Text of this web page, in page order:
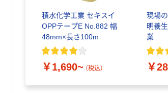
積水化学工業 セキスイ
OPPテープE No.882 幅
48mm×長さ100m
￥1,690~ （税込）
現場
明養
業
￥